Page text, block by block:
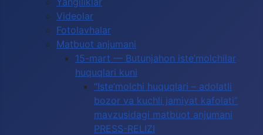
Videolar
Fotolavhalar
Matbuot anjumani
15-mart — Butunjahon iste’molchilar
huquqlari kuni
“Iste’molchi huquqlari – adolatli
bozor va kuchli jamiyat kafolati”
mavzusidagi matbuot anjumani
PRESS-RELIZI